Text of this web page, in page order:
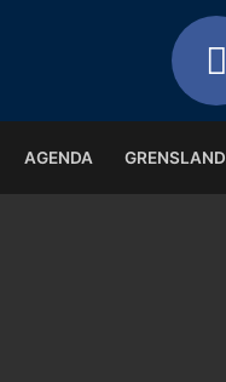
AGENDA GRENSLAND